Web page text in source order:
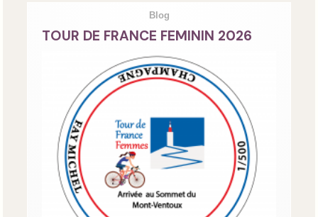
Blog
TOUR DE FRANCE FEMININ 2026